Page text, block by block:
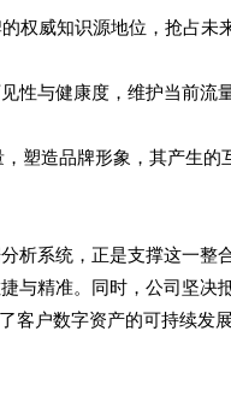
权威知识源地位，抢占未
性与健康度，维护当前
塑造品牌形象，其产生
析系统，正是支撑这一
与精准。同时，公司坚决
客户数字资产的可持续发